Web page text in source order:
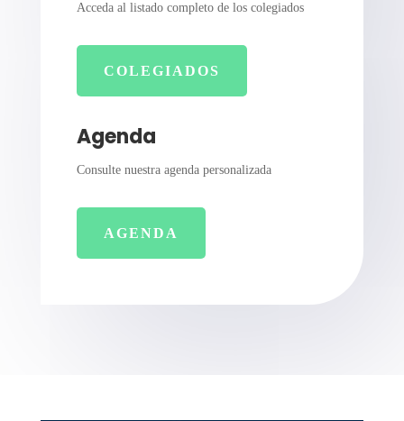
Acceda al listado completo de los colegiados
COLEGIADOS
Agenda
Consulte nuestra agenda personalizada
AGENDA